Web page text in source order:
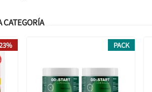
CATEGORÍA
PACK